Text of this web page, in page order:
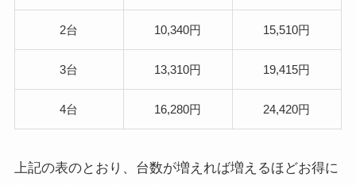
2台 10,340円 15,510円
3台 13,310円 19,415円
4台 16,280円 24,420円
上記の表のとおり、台数が増えれば増えるほどお得に